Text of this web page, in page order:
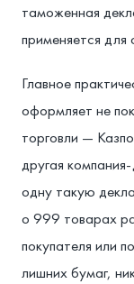
таможенная
применяется для
Главное
оформляет не
торговли —
другая
одну такую
о 999 товарах
покупателя или
лишних бумаг,